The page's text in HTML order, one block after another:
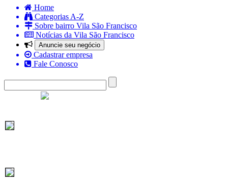
Home
Categorias A-Z
Sobre bairro Vila São Francisco
Notícias da Vila São Francisco
Anuncie seu negócio
Cadastrar empresa
Fale Conosco